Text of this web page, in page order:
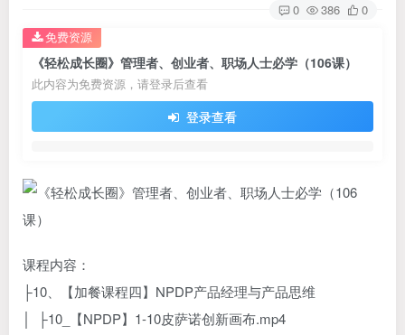
0 386 0
《轻松成长圈》管理者、创业者、职场人士必学（106课）
此内容为免费资源，请登录后查看
登录查看
免费资源
课程内容：
├10、【加餐课程四】NPDP产品经理与产品思维
│ ├10_【NPDP】1-10皮萨诺创新画布.mp4